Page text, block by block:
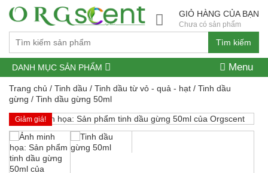
Tìm kiếm
GIỎ HÀNG CỦA BẠN
Chưa có sản phẩm
DANH MỤC SẢN PHẨM Menu
Trang chủ / Tinh dầu / Tinh dầu từ vỏ - quả - hạt / Tinh dầu
gừng / Tinh dầu gừng 50ml
Giảm giá!